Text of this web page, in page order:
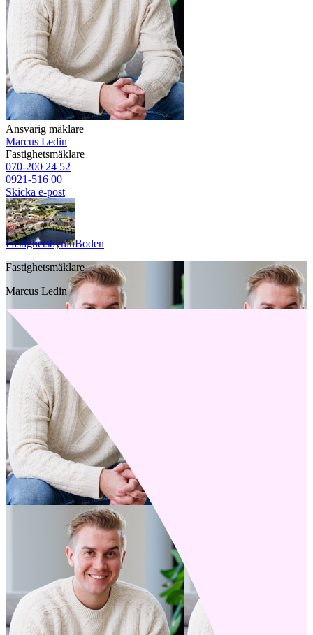
Ansvarig mäklare
Marcus Ledin
Fastighetsmäklare
070-200 24 52
0921-516 00
Skicka e-post
FastighetsbyrånBoden
Fastighetsmäklare
Marcus Ledin